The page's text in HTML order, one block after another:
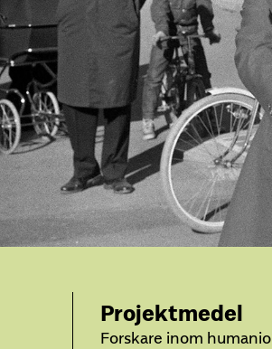
Projektmedel
Forskare inom